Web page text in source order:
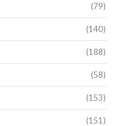
(79)
(140)
(188)
(58)
(153)
(151)